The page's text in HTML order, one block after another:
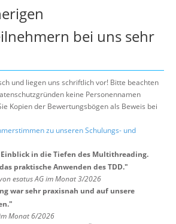
bei uns sehr
und liegen uns schriftlich vor! Bitte beachten
keine Personennamen
Kopien der Bewertungsbögen als Beweis bei
zu unseren Schulungs- und
Einblick in die Tiefen des Multithreading.
praktische Anwenden des TDD."
esatus AG im Monat 3/2026
war sehr praxisnah und auf unsere
"
Monat 6/2026